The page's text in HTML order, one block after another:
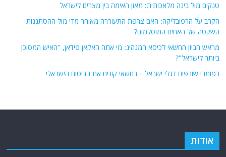
טנקים מול בינה מלאכותית: מאזן האימה בין מצרים לישראל
הקרב על הרפובליקה: האם צרפת התעוררה מאוחר מדי מול ההסתננות
השקטה של האחים המוסלמים?
מראש הביון החשאי לכיסא המנהיג: מי אתה האקאן פידאן, "האיש המסוכן
ביותר לישראל"?
בפומבי שורפים דגלי ישראל – בחשאי קונים את הביטוח הישראלי
אודות